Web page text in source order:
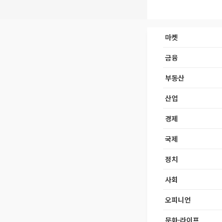
마켓
금융
부동산
산업
경제
국제
정치
사회
오피니언
문화·라이프